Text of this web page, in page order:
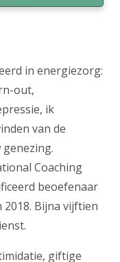
in energiezorg:
out,
ik
van de
Coaching
beoefenaar
Bijna vijftien
giftige